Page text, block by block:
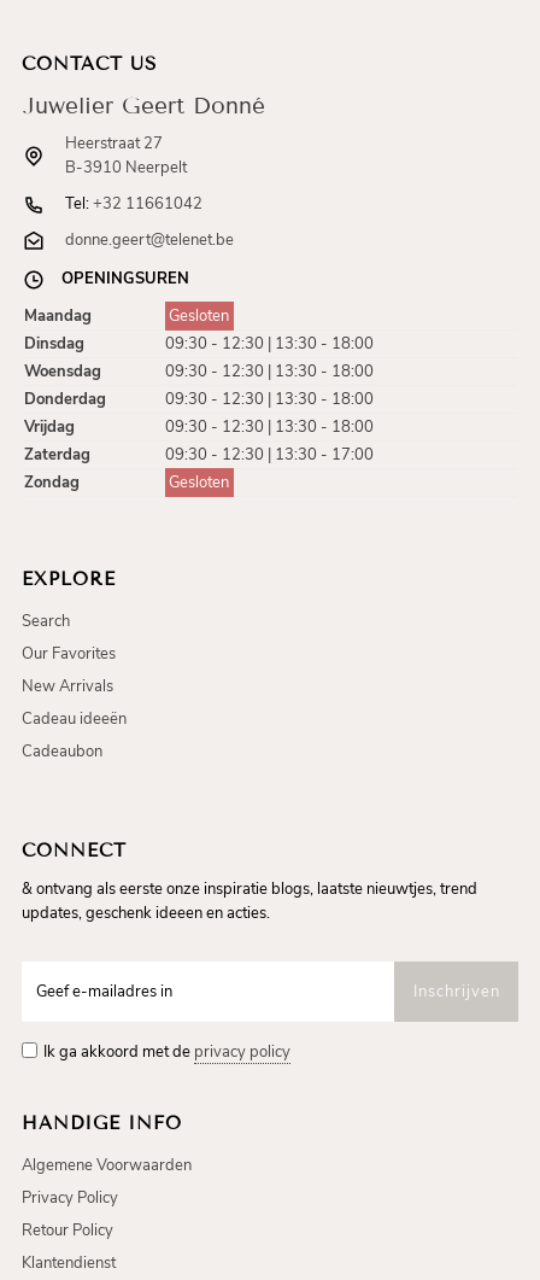
CONTACT US
Juwelier Geert Donné
Heerstraat 27
B-3910 Neerpelt
Tel:+32 11661042
donne.geert@telenet.be
OPENINGSUREN
Maandag
Gesloten
Dinsdag
09:30 - 12:30 | 13:30 - 18:00
Woensdag
09:30 - 12:30 | 13:30 - 18:00
Donderdag
09:30 - 12:30 | 13:30 - 18:00
Vrijdag
09:30 - 12:30 | 13:30 - 18:00
Zaterdag
09:30 - 12:30 | 13:30 - 17:00
Zondag
Gesloten
EXPLORE
Search
Our Favorites
New Arrivals
Cadeau ideeën
Cadeaubon
CONNECT
& ontvang als eerste onze inspiratie blogs, laatste nieuwtjes, trend
updates, geschenk ideeen en acties.
Ik ga akkoord met de privacy policy
HANDIGE INFO
Algemene Voorwaarden
Privacy Policy
Retour Policy
Klantendienst